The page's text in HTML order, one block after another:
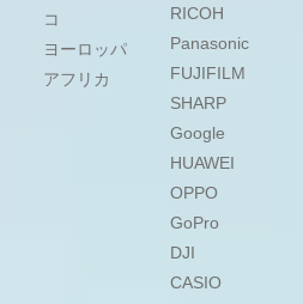
コ
ヨーロッパ
アフリカ
RICOH
Panasonic
FUJIFILM
SHARP
Google
HUAWEI
OPPO
GoPro
DJI
CASIO